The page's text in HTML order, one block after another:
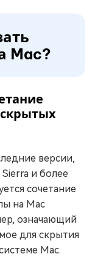
Mac?
версии,
Sierra и более
сочетание
на Mac
означающий
для скрытия
Mac.